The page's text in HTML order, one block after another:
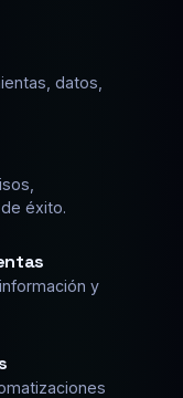
datos,
éxito.
y